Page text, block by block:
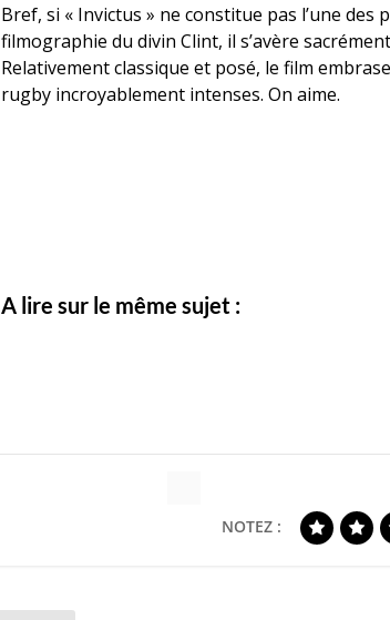
Bref, si « Invictus » ne constitue pas l’une des
filmographie du divin Clint, il s’avère
Relativement classique et posé, le film
rugby incroyablement intenses. On aime.
A lire sur le même sujet :
NOTEZ :